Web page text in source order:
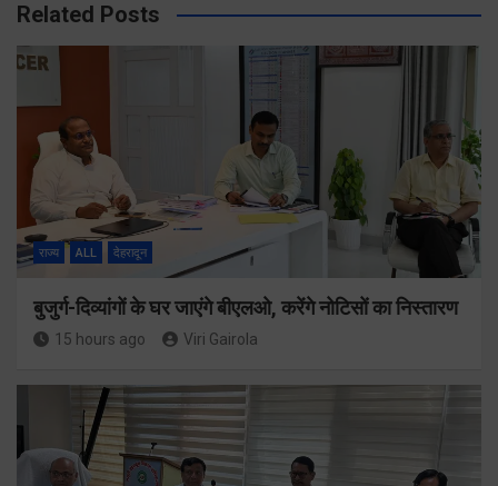
Related Posts
राज्य ALL देहरादून
बुजुर्ग-दिव्यांगों के घर जाएंगे बीएलओ, करेंगे नोटिसों का निस्तारण
15 hours ago Viri Gairola